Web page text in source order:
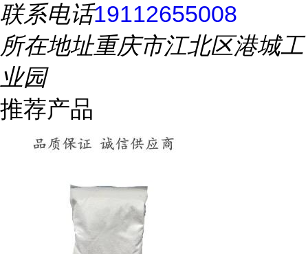
联系电话19112655008
所在地址重庆市江北区港城工
业园
推荐产品